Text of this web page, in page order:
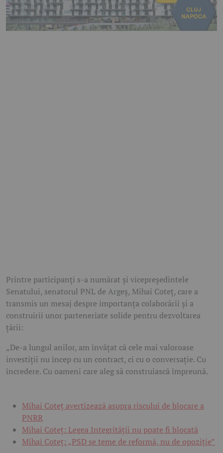
Printre participanți s-a numărat și vicepreședintele
Senatului, senatorul PNL de Argeș, Mihai Coteț, care a
transmis un mesaj despre importanța colaborării și a
construirii unor parteneriate solide pentru dezvoltarea
țării:
„De-a lungul anilor, am învățat că cele mai valoroase
investiții nu încep cu un contract, ci cu o conversație. Cu
încredere. Cu oameni care aleg să construiască împreună.
Mihai Coteț avertizează asupra riscului de blocare a
PNRR
Mihai Coteț: Legea Integrității nu poate fi blocată
Mihai Coteț: „PSD se teme de reformă, nu de opoziție”